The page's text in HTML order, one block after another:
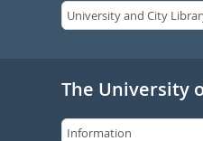
The University